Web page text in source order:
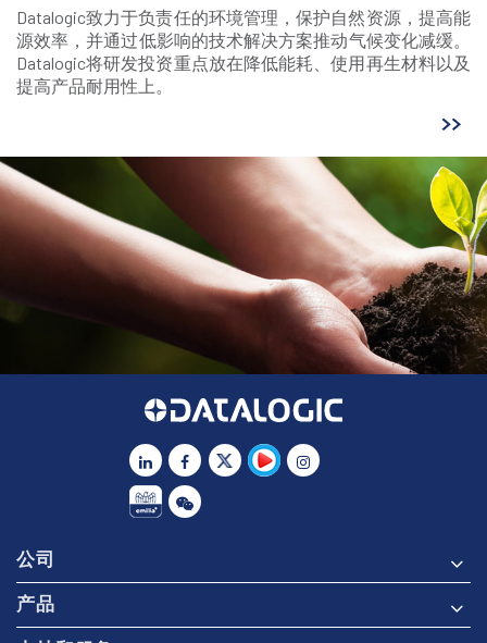
Datalogic致力于负责任的环境管理，保护自然资源，提高能
源效率，并通过低影响的技术解决方案推动气候变化减缓。
Datalogic将研发投资重点放在降低能耗、使用再生材料以及
提高产品耐用性上。
公司
产品